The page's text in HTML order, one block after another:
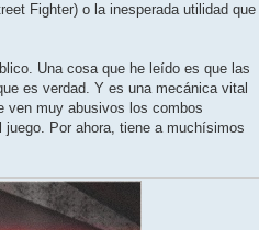
Fighter) o la inesperada utilidad que
Una cosa que he leído es que las
es verdad. Y es una mecánica vital
ven muy abusivos los combos
Por ahora, tiene a muchísimos